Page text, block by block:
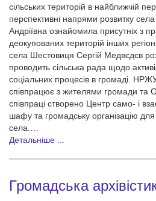
сільських територій в найближчій
перспективні напрями розвитку
Андріївна ознайомила присутніх з
деокупованих територій інших
села Шестовиця Сергій Медвєдєв
проводить сільська рада щодо
соціальних процесів в громаді.
співпрацює з жителями громади та
співпраці створено Центр само- і
шафу та громадську організацію
села.…
Детальніше ...
Громадська